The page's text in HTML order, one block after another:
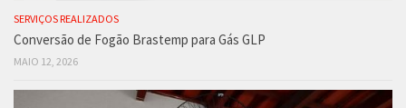
SERVIÇOS REALIZADOS
Conversão de Fogão Brastemp para Gás GLP
MAIO 12, 2026